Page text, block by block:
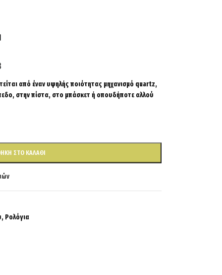
από έναν υψηλής ποιότητας μηχανισμό quartz,
στην πίστα, στο μπάσκετ ή οπουδήποτε αλλού
ΣΤΟ ΚΑΛΆΘΙ
, Ρολόγια